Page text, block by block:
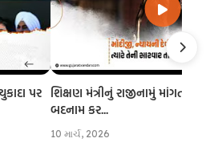
પર શિક્ષણ મંત્રીનું રાજીનામું માંગતા
બદનામ કર...
10 માર્ચ, 2026